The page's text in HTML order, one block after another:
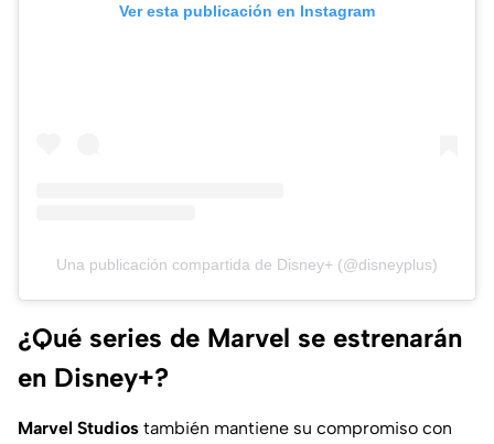
Ver esta publicación en Instagram
Una publicación compartida de Disney+ (@disneyplus)
¿Qué series de Marvel se estrenarán
en Disney+?
Marvel Studios también mantiene su compromiso con